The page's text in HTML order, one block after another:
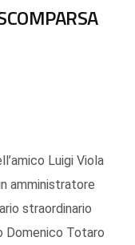
Luigi Viola
amministratore
straordinario
Domenico Totaro